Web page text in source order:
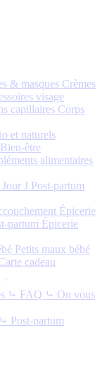
& masques Crèmes
visage
capillaires Corps
et naturels
Bien-être
alimentaires
Jour J Post-partum
Épicerie
partum Épicerie
Petits maux bébé
cadeau
⤷ FAQ ⤷ On vous
⤷ Post-partum